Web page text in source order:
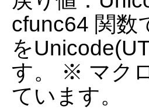
cfunc64 関数
を
す。 ※ マク
ています。